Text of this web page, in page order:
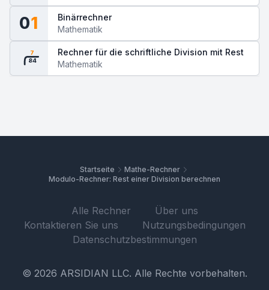
01
Binärrechner
Mathematik
84
7
Rechner für die schriftliche Division mit Rest
Mathematik
Startseite
Mathe-Rechner
Modulo-Rechner: Rest einer Division berechnen
Alle Rechner
Über uns
Kontaktieren Sie uns
Nutzungsbedingungen
Datenschutzbestimmungen
© 2026 ARSIDIAN LLC. Alle Rechte vorbehalten.